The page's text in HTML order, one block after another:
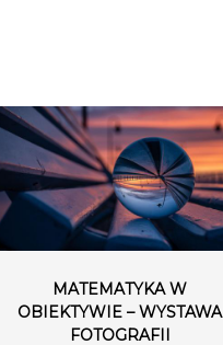
MATEMATYKA W
OBIEKTYWIE – WYSTAWA
FOTOGRAFII